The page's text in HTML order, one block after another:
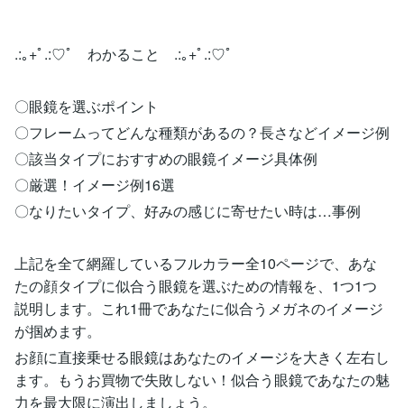
.:｡+ﾟ.:♡ﾟ わかること .:｡+ﾟ.:♡ﾟ
〇眼鏡を選ぶポイント
〇フレームってどんな種類があるの？長さなどイメージ例
〇該当タイプにおすすめの眼鏡イメージ具体例
〇厳選！イメージ例16選
〇なりたいタイプ、好みの感じに寄せたい時は…事例
上記を全て網羅しているフルカラー全10ページで、あな
たの顔タイプに似合う眼鏡を選ぶための情報を、1つ1つ
説明します。これ1冊であなたに似合うメガネのイメージ
が掴めます。
お顔に直接乗せる眼鏡はあなたのイメージを大きく左右し
ます。もうお買物で失敗しない！似合う眼鏡であなたの魅
力を最大限に演出しましょう。